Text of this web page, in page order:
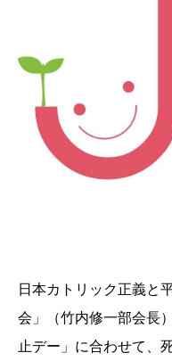
日本カトリック正義と
会」（竹内修一部会長
止デー」に合わせて、